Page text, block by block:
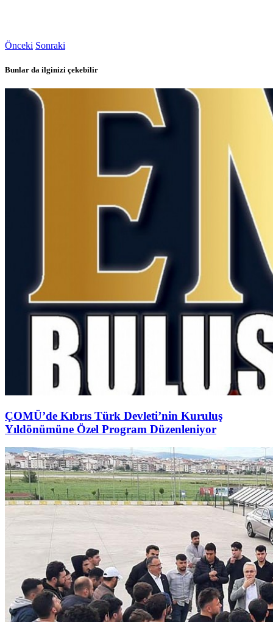
Önceki Sonraki
Bunlar da ilginizi çekebilir
ÇOMÜ’de Kıbrıs Türk Devleti’nin Kuruluş
Yıldönümüne Özel Program Düzenleniyor